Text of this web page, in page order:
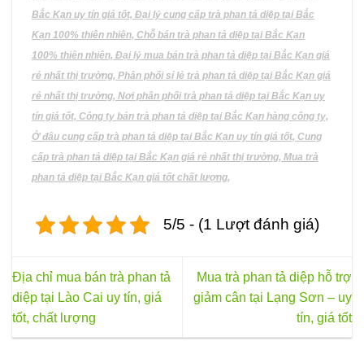
Bắc Kạn uy tín giá tốt, Đại lý cung cấp trà phan tả diệp tại Bắc
Kạn 100% thiên nhiên, Chỗ bán trà phan tả diệp tại Bắc Kạn
100% thiên nhiên, Đại lý mua bán trà phan tả diệp tại Bắc Kạn giá
rẻ nhất thị trường, Phân phối sỉ lẻ trà phan tả diệp tại Bắc Kạn giá
rẻ nhất thị trường, Nơi phân phối trà phan tả diệp tại Bắc Kạn uy
tín giá tốt, Công ty bán trà phan tả diệp tại Bắc Kạn hàng công ty,
Ở đâu cung cấp trà phan tả diệp tại Bắc Kạn uy tín giá tốt, Cung
cấp trà phan tả diệp tại Bắc Kạn giá rẻ nhất thị trường, Mua trà
phan tả diệp tại Bắc Kạn giá tốt chất lượng,
5/5 - (1 Lượt đánh giá)
Địa chỉ mua bán trà phan tả
diệp tại Lào Cai uy tín, giá
tốt, chất lượng
Mua trà phan tả diệp hỗ trợ
giảm cân tại Lạng Sơn – uy
tín, giá tốt